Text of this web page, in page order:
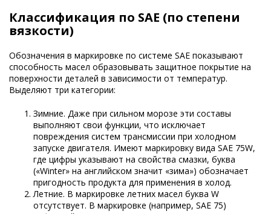
Классификация по SAE (по степени
вязкости)
Обозначения в маркировке по системе SAE показывают
способность масел образовывать защитное покрытие на
поверхности деталей в зависимости от температур.
Выделяют три категории:
Зимние. Даже при сильном морозе эти составы
выполняют свои функции, что исключает
повреждения систем трансмиссии при холодном
запуске двигателя. Имеют маркировку вида SAE 75W,
где цифры указывают на свойства смазки, буква
(«Winter» на английском значит «зима») обозначает
пригодность продукта для применения в холод.
Летние. В маркировке летних масел буква W
отсутствует. В маркировке (например, SAE 75)